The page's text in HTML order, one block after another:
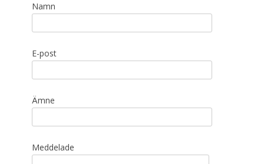
Namn
E-post
Ämne
Meddelade